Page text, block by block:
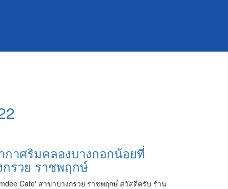
าศริมคลองบางกอกน้อยที่
กรวย ราชพฤกษ์
Cafe' สาขาบางกรวย ราชพฤกษ์ สวัสดีครับ ร้าน